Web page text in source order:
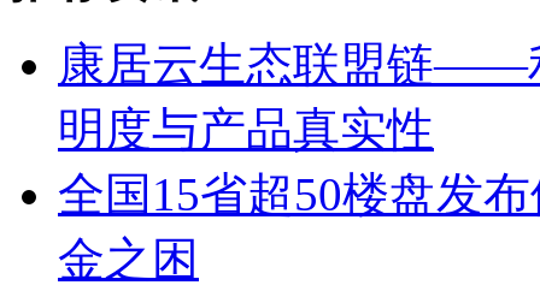
康居云生态联盟链——
明度与产品真实性
全国15省超50楼盘发
金之困